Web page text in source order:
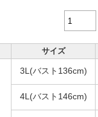
サイズ
3L(バスト136cm)
4L(バスト146cm)